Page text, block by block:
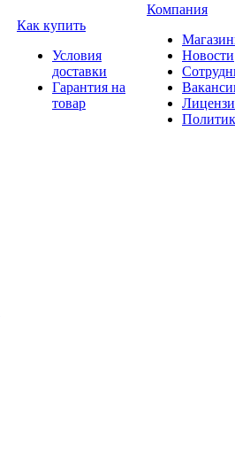
Как купить
Условия
доставки
Гарантия на
товар
Компания
Новости